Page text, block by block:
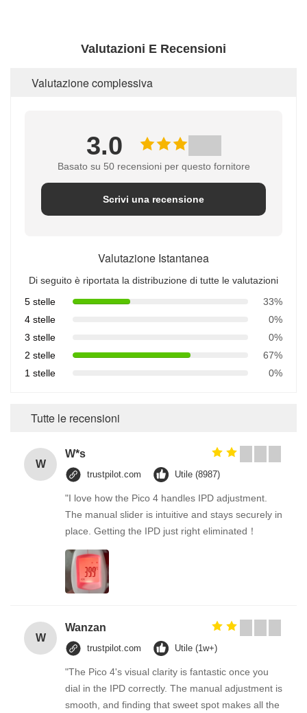
Valutazioni E Recensioni
Valutazione complessiva
3.0
Basato su 50 recensioni per questo fornitore
Scrivi una recensione
Valutazione Istantanea
Di seguito è riportata la distribuzione di tutte le valutazioni
5 stelle
33%
4 stelle
0%
3 stelle
0%
2 stelle
67%
1 stelle
0%
Tutte le recensioni
W
W*s
trustpilot.com Utile (8987)
"I love how the Pico 4 handles IPD adjustment.
The manual slider is intuitive and stays securely in
place. Getting the IPD just right eliminated！
W
Wanzan
trustpilot.com Utile (1w+)
"The Pico 4's visual clarity is fantastic once you
dial in the IPD correctly. The manual adjustment is
smooth, and finding that sweet spot makes all the